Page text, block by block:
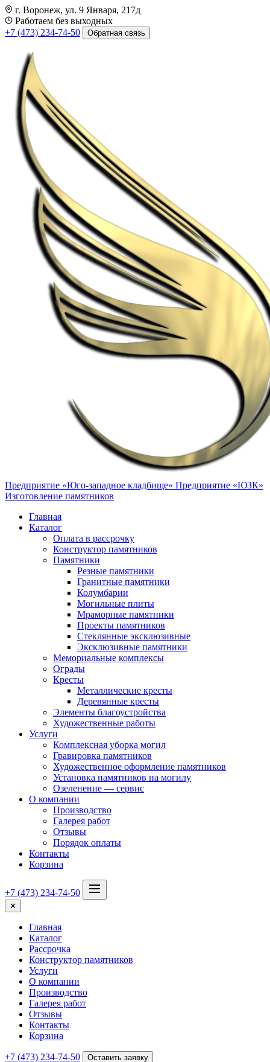
г. Воронеж, ул. 9 Января, 217д
Работаем без выходных
+7 (473) 234-74-50
Обратная связь
Предприятие «Юго-западное кладбище» Предприятие «ЮЗК»
Изготовление памятников
Главная
Каталог
Оплата в рассрочку
Конструктор памятников
Памятники
Резные памятники
Гранитные памятники
Колумбарии
Могильные плиты
Мраморные памятники
Проекты памятников
Стеклянные эксклюзивные
Эксклюзивные памятники
Мемориальные комплексы
Ограды
Кресты
Металлические кресты
Деревянные кресты
Элементы благоустройства
Художественные работы
Услуги
Комплексная уборка могил
Гравировка памятников
Художественное оформление памятников
Установка памятников на могилу
Озеленение — сервис
О компании
Производство
Галерея работ
Отзывы
Порядок оплаты
Контакты
Корзина
+7 (473) 234-74-50
✕
Главная
Каталог
Рассрочка
Конструктор памятников
Услуги
О компании
Производство
Галерея работ
Отзывы
Контакты
Корзина
+7 (473) 234-74-50 Оставить заявку